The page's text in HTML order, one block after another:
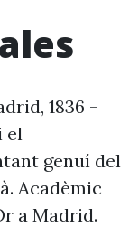
1836 -
el
genuí del
Acadèmic
a Madrid.